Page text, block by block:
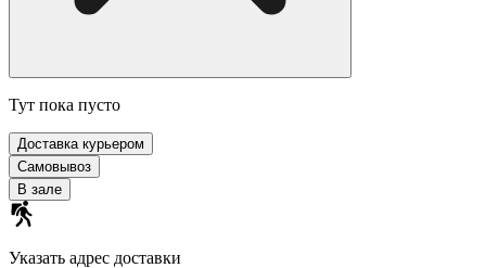
Тут пока пусто
Доставка курьером
Самовывоз
В зале
Указать адрес доставки